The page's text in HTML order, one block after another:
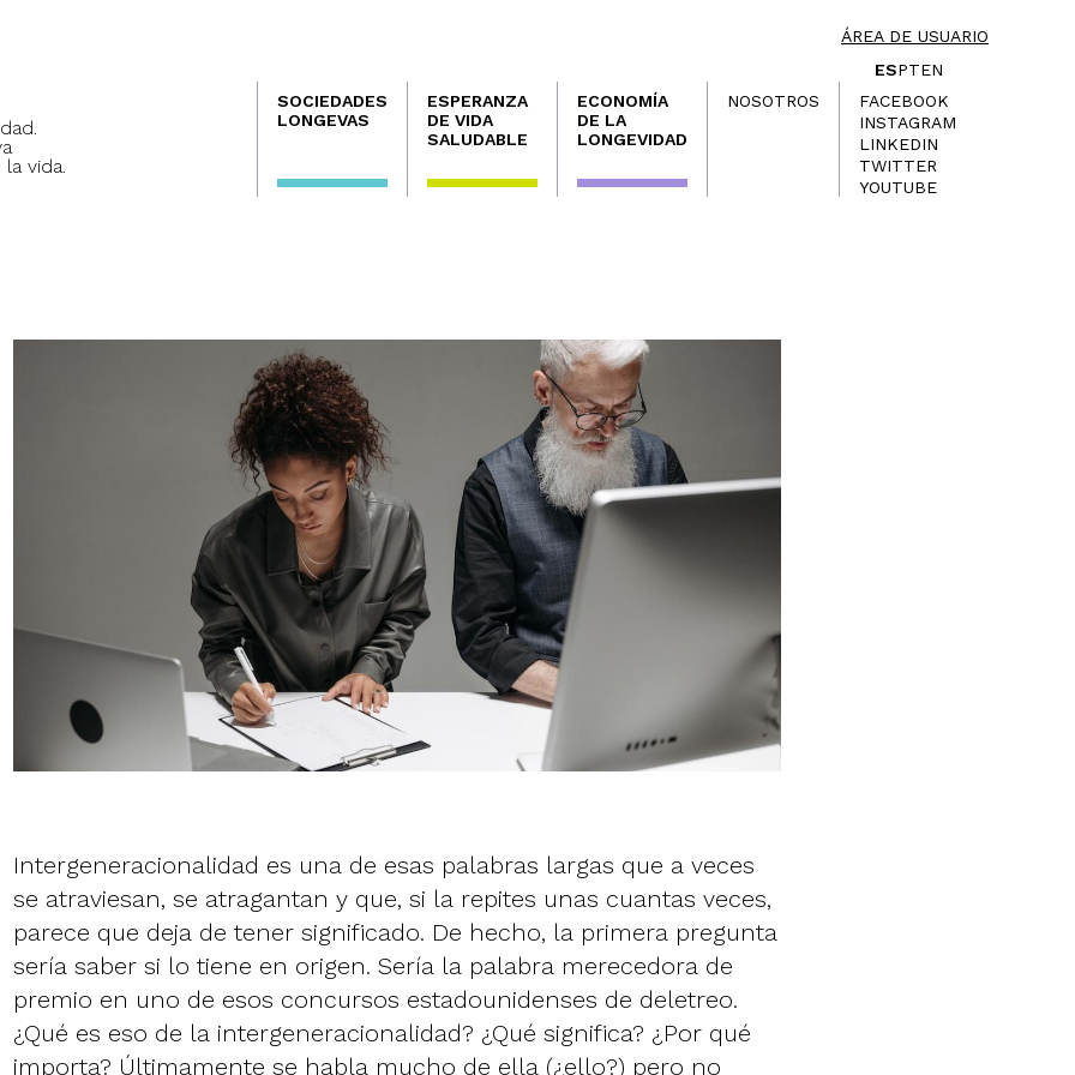
ÁREA DE USUARIO
la vida.
ESPTEN
Navegación
principal
SOCIEDADES
LONGEVAS
ESPERANZA
DE VIDA
SALUDABLE
ECONOMÍA
DE LA
LONGEVIDAD
NOSOTROS
FACEBOOK
INSTAGRAM
LINKEDIN
TWITTER
YOUTUBE
Intergeneracionalidad es una de esas palabras largas que a veces
se atraviesan, se atragantan y que, si la repites unas cuantas veces,
parece que deja de tener significado. De hecho, la primera pregunta
sería saber si lo tiene en origen. Sería la palabra merecedora de
premio en uno de esos concursos estadounidenses de deletreo.
¿Qué es eso de la intergeneracionalidad? ¿Qué significa? ¿Por qué
importa? Últimamente se habla mucho de ella (¿ello?) pero no